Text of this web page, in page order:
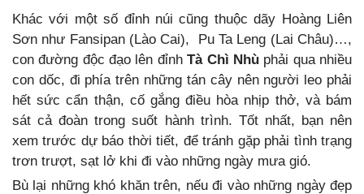
Khác với một số đỉnh núi cũng thuộc dãy Hoàng Liên
Sơn như Fansipan (Lào Cai), Pu Ta Leng (Lai Châu)…,
con đường độc đạo lên đỉnhTà Chì Nhùphải qua nhiều
con dốc, đi phía trên những tán cây nên người leo phải
hết sức cẩn thận, cố gắng điều hòa nhịp thở, và bám
sát cả đoàn trong suốt hành trình. Tốt nhất, bạn nên
xem trước dự báo thời tiết, để tránh gặp phải tình trạng
trơn trượt, sạt lở khi đi vào những ngày mưa gió.
Bù lại những khó khăn trên, nếu đi vào những ngày đẹp